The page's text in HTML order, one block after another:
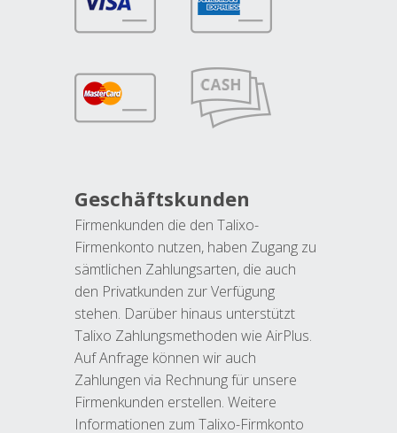
Geschäftskunden
Firmenkunden die den Talixo-
Firmenkonto nutzen, haben Zugang zu
sämtlichen Zahlungsarten, die auch
den Privatkunden zur Verfügung
stehen. Darüber hinaus unterstützt
Talixo Zahlungsmethoden wie AirPlus.
Auf Anfrage können wir auch
Zahlungen via Rechnung für unsere
Firmenkunden erstellen. Weitere
Informationen zum Talixo-Firmkonto